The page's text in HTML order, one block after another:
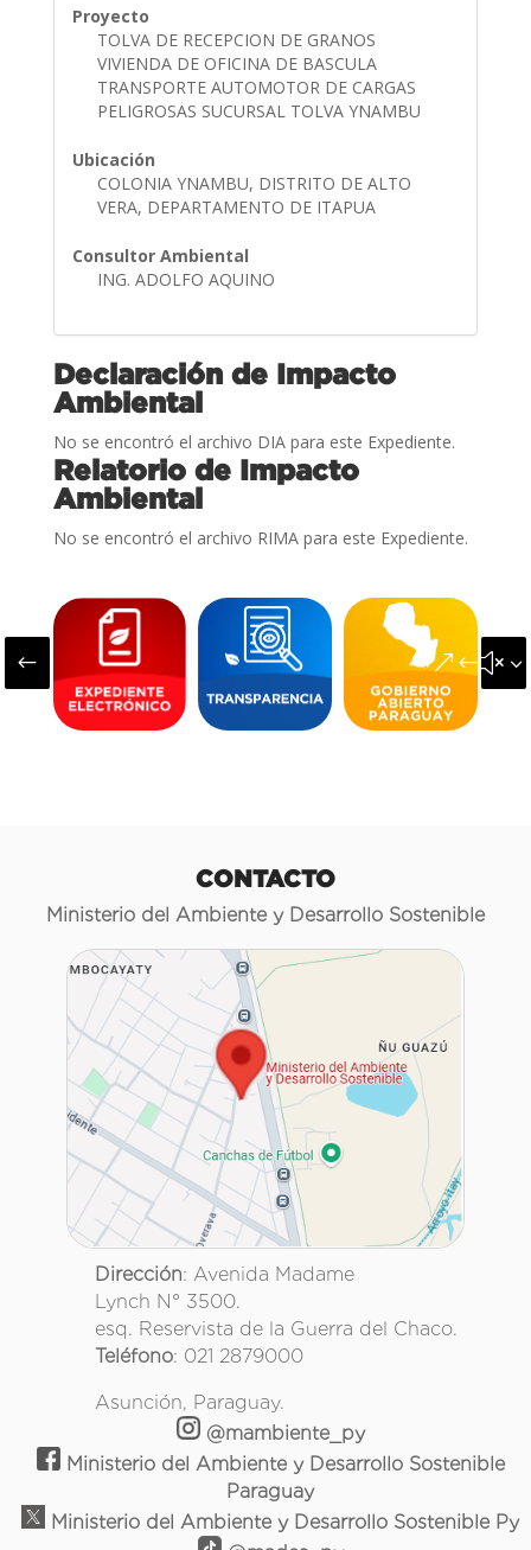
Proyecto
TOLVA DE RECEPCION DE GRANOS
VIVIENDA DE OFICINA DE BASCULA
TRANSPORTE AUTOMOTOR DE CARGAS
PELIGROSAS SUCURSAL TOLVA YNAMBU
Ubicación
COLONIA YNAMBU, DISTRITO DE ALTO
VERA, DEPARTAMENTO DE ITAPUA
Consultor Ambiental
ING. ADOLFO AQUINO
Declaración de Impacto
Ambiental
No se encontró el archivo DIA para este Expediente.
Relatorio de Impacto
Ambiental
No se encontró el archivo RIMA para este Expediente.
#
CONTACTO
Ministerio del Ambiente y Desarrollo Sostenible
Dirección: Avenida Madame
Lynch N° 3500.
esq. Reservista de la Guerra del Chaco.
Teléfono: 021 2879000
Asunción, Paraguay.
@mambiente_py
Ministerio del Ambiente y Desarrollo Sostenible
Paraguay
Ministerio del Ambiente y Desarrollo Sostenible Py